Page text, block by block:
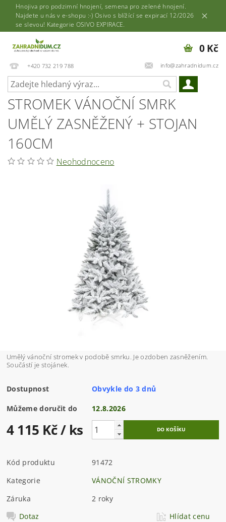
Hnojiva pro podzimní hnojení, semena pro zelené hnojení.
Najdete u nás v e-shopu :-) Osivo s blížící se expirací 12/2026
se slevou! Kategorie OSIVO EXPIRACE.
+420 732 219 788 info@zahradnidum.cz
0 Kč
STROMEK VÁNOČNÍ SMRK
UMĚLÝ ZASNĚŽENÝ + STOJAN
160CM
Neohodnoceno
Umělý vánoční stromek v podobě smrku. Je ozdoben zasněžením.
Součástí je stojánek.
Dostupnost Obvykle do 3 dnů
Můžeme doručit do 12.8.2026
4 115 Kč/ ks
Kód produktu
91472
Kategorie
VÁNOČNÍ STROMKY
Záruka
2 roky
Dotaz
Hlídat cenu